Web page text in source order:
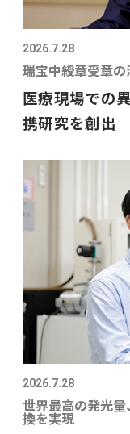
2026.7.28
瑞宝中綬章受章
医療現場での
携研究を創出
2026.7.28
世界最高の発光量
換を実現